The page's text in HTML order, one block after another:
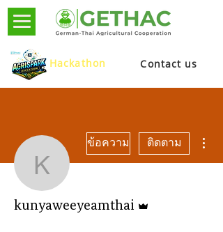
Hackathon Contact us
ข้อความ ติดตาม
kunyaweeyeamthai